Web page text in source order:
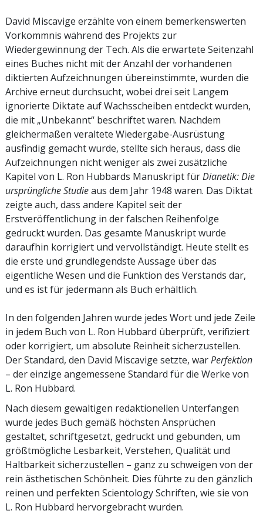
David Miscavige erzählte von einem bemerkenswerten
Vorkommnis während des Projekts zur
Wiedergewinnung der Tech. Als die erwartete Seitenzahl
eines Buches nicht mit der Anzahl der vorhandenen
diktierten Aufzeichnungen übereinstimmte, wurden die
Archive erneut durchsucht, wobei drei seit Langem
ignorierte Diktate auf Wachsscheiben entdeckt wurden,
die mit „Unbekannt“ beschriftet waren. Nachdem
gleichermaßen veraltete Wiedergabe-Ausrüstung
ausfindig gemacht wurde, stellte sich heraus, dass die
Aufzeichnungen nicht weniger als zwei zusätzliche
Kapitel von L. Ron Hubbards Manuskript fürDianetik: Die
ursprüngliche Studieaus dem Jahr 1948 waren. Das Diktat
zeigte auch, dass andere Kapitel seit der
Erstveröffentlichung in der falschen Reihenfolge
gedruckt wurden. Das gesamte Manuskript wurde
daraufhin korrigiert und vervollständigt. Heute stellt es
die erste und grundlegendste Aussage über das
eigentliche Wesen und die Funktion des Verstands dar,
und es ist für jedermann als Buch erhältlich.
In den folgenden Jahren wurde jedes Wort und jede Zeile
in jedem Buch von L. Ron Hubbard überprüft, verifiziert
oder korrigiert, um absolute Reinheit sicherzustellen.
Der Standard, den David Miscavige setzte, warPerfektion
– der einzige angemessene Standard für die Werke von
L. Ron Hubbard.
Nach diesem gewaltigen redaktionellen Unterfangen
wurde jedes Buch gemäß höchsten Ansprüchen
gestaltet, schriftgesetzt, gedruckt und gebunden, um
größtmögliche Lesbarkeit, Verstehen, Qualität und
Haltbarkeit sicherzustellen – ganz zu schweigen von der
rein ästhetischen Schönheit. Dies führte zu den gänzlich
reinen und perfekten Scientology Schriften, wie sie von
L. Ron Hubbard hervorgebracht wurden.